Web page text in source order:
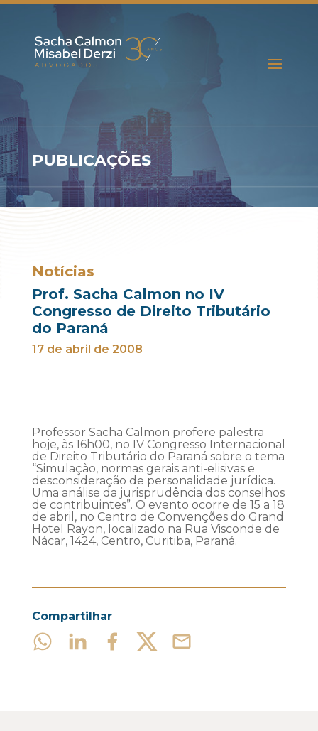
PUBLICAÇÕES
Notícias
Prof. Sacha Calmon no IV
Congresso de Direito Tributário
do Paraná
17 de abril de 2008
Professor Sacha Calmon profere palestra
hoje, às 16h00, no IV Congresso Internacional
de Direito Tributário do Paraná sobre o tema
“Simulação, normas gerais anti-elisivas e
desconsideração de personalidade jurídica.
Uma análise da jurisprudência dos conselhos
de contribuintes”. O evento ocorre de 15 a 18
de abril, no Centro de Convenções do Grand
Hotel Rayon, localizado na Rua Visconde de
Nácar, 1424, Centro, Curitiba, Paraná.
Compartilhar